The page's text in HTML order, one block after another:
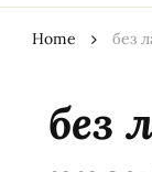
Home без
без